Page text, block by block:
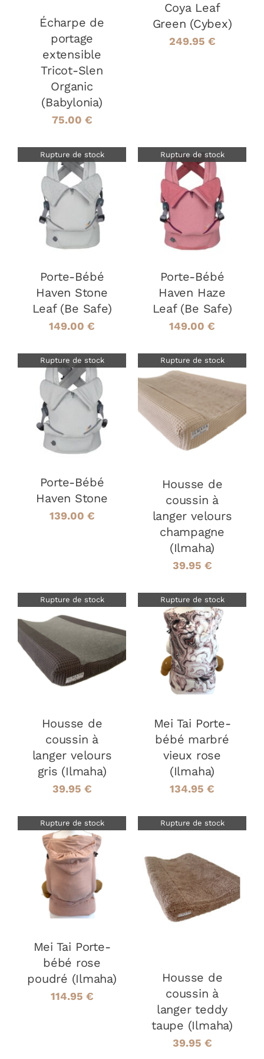
PEUVENT
ÊTRE
CHOISIES
SUR
LA
PAGE
DU
PRODUIT
Écharpe de
portage
extensible
Tricot-Slen
Organic
(Babylonia)
75.00 €
Coya Leaf
Green (Cybex)
249.95 €
Rupture de stock
DÉTAILS
Porte-Bébé
Haven Stone
Leaf (Be Safe)
149.00 €
Rupture de stock
DÉTAILS
Porte-Bébé
Haven Haze
Leaf (Be Safe)
149.00 €
Rupture de stock
DÉTAILS
Porte-Bébé
Haven Stone
139.00 €
Rupture de stock
DÉTAILS
Housse de
coussin à
langer velours
champagne
(Ilmaha)
39.95 €
Rupture de stock
DÉTAILS
Housse de
coussin à
langer velours
gris (Ilmaha)
39.95 €
Rupture de stock
DÉTAILS
Mei Tai Porte-
bébé marbré
vieux rose
(Ilmaha)
134.95 €
Rupture de stock
DÉTAILS
Mei Tai Porte-
bébé rose
poudré (Ilmaha)
114.95 €
Rupture de stock
DÉTAILS
Housse de
coussin à
langer teddy
taupe (Ilmaha)
39.95 €